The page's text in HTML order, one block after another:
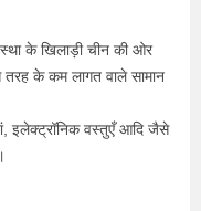
के खिलाड़ी चीन की ओर
के कम लागत वाले सामान
इलेक्ट्रॉनिक वस्तुएँ आदि जैसे